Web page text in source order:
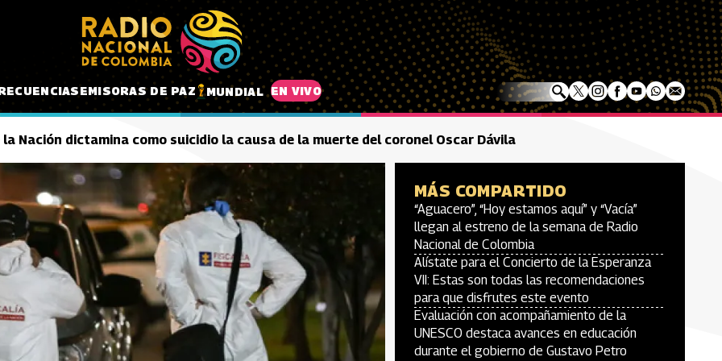
EMISORAS DE PAZ MUNDIAL EN VIVO
la Nación dictamina como suicidio la causa de la muerte del coronel Oscar Dávila
MÁS COMPARTIDO
“Aguacero”, “Hoy estamos aquí” y “Vacía”
llegan al estreno de la semana de Radio
Nacional de Colombia
Alístate para el Concierto de la Esperanza
VII: Estas son todas las recomendaciones
para que disfrutes este evento
Evaluación con acompañamiento de la
UNESCO destaca avances en educación
durante el gobierno de Gustavo Petro